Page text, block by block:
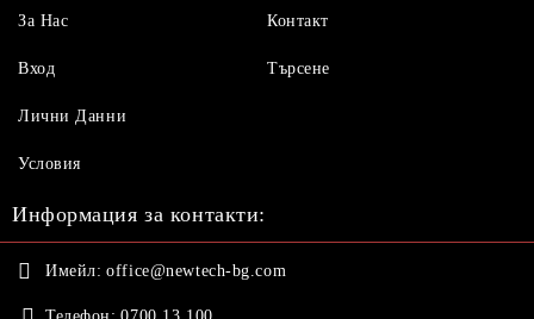
За Нас
Вход
Контакт
Търсене
Лични Данни
Условия
Информация за контакти:
Имейл: office@newtech-bg.com